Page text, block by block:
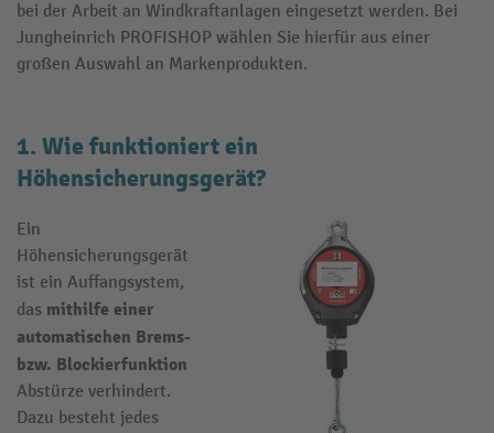
bei der Arbeit an Windkraftanlagen eingesetzt werden. Bei
Jungheinrich PROFISHOP wählen Sie hierfür aus einer
großen Auswahl an Markenprodukten.
1. Wie funktioniert ein
Höhensicherungsgerät?
Ein
Höhensicherungsgerät
ist ein Auffangsystem,
das mithilfe einer
automatischen Brems-
bzw. Blockierfunktion
Abstürze verhindert.
Dazu besteht jedes